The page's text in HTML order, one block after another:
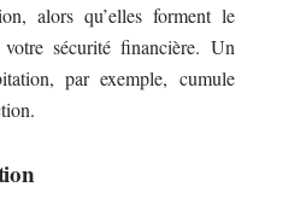
alors qu’elles forment le
sécurité financière. Un
par exemple, cumule